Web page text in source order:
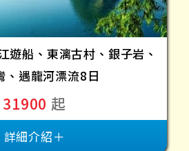
遊船、東漓古村、銀子岩、
、遇龍河漂流8日
31900 起
詳細介紹＋